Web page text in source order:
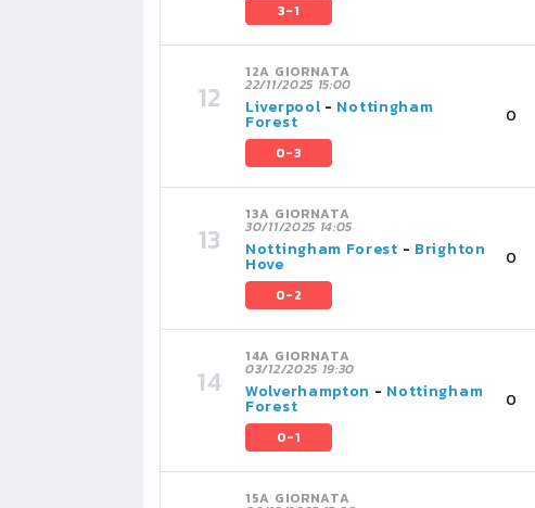
3-1
12A GIORNATA
22/11/2025 15:00
Liverpool - Nottingham
Forest
0-3
0
13A GIORNATA
30/11/2025 14:05
Nottingham Forest - Brighton
Hove
0-2
0
14A GIORNATA
03/12/2025 19:30
Wolverhampton - Nottingham
Forest
0-1
0
15A GIORNATA